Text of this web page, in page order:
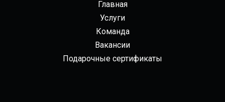
Главная
Услуги
Команда
Вакансии
Подарочные сертификаты